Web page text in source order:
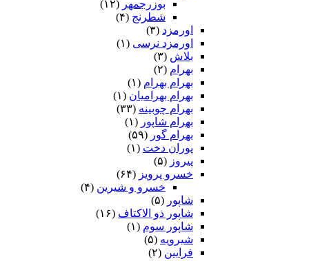
بوزرجمهر (۱۲)
شطرنج (۴)
اورمزد (۳)
اورمزد نرسى‏ (۱)
بلاش (۳)
بهرام (۲)
بهرام بهرام (۱)
بهرام بهرامیان‏ (۱)
بهرام چوبینه (۳۳)
بهرام شاپور (۱)
بهرام گور (۵۹)
پوران دخت (۱)
پیروز (۵)
خسرو پرویز (۶۴)
خسرو و شیرین (۴)
شاپور (۵)
شاپور ذو الاکتاف (۱۶)
شاپور سوم‏ (۱)
شیرویه (۵)
فرایین (۲)